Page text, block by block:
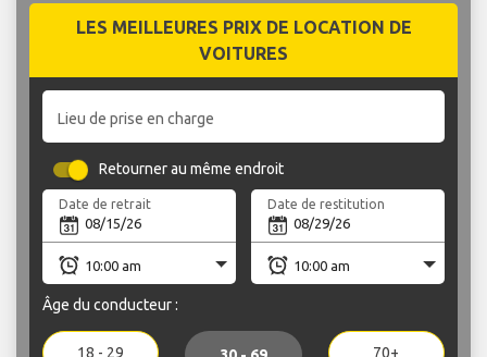
LES MEILLEURES PRIX DE LOCATION DE
VOITURES
Lieu de prise en charge
Retourner au même endroit
Date de retrait Date de restitution
Âge du conducteur :
18 - 29 70+